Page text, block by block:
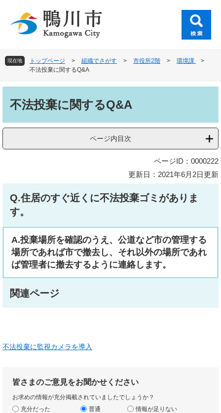
頭
で
。
飛
ば
て
現在地 トップページ > 組織でさがす > 市役所2階 > 環境課
>
不法投棄に関するQ&A
不法投棄に関するQ&A
ページ内目次
ページID：0000222
更新日：2021年6月2日更新
Q.住居のすぐ近くに不法投棄ゴミがありま
す。
A.投棄場所を確認のうえ、公道など市の管理する
場所であれば市で撤去し、それ以外の場所であれ
ば管理者に撤去するように連絡します。
関連ページ
不法投棄に監視カメラを導入
皆さまのご意見をお聞かせください
お求めの情報が充分掲載されていましたでしょうか？
充分だった
普通 情報が足りない